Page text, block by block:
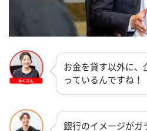
お金を貸す以外に、
っているんですね！
銀行のイメージがガ